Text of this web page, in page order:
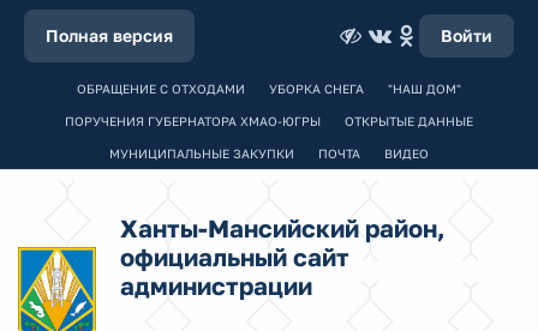
Полная версия Войти
ОБРАЩЕНИЕ С ОТХОДАМИ УБОРКА СНЕГА "НАШ ДОМ"
ПОРУЧЕНИЯ ГУБЕРНАТОРА ХМАО-ЮГРЫ ОТКРЫТЫЕ ДАННЫЕ
МУНИЦИПАЛЬНЫЕ ЗАКУПКИ ПОЧТА ВИДЕО
Ханты-Мансийский район,
официальный сайт
администрации